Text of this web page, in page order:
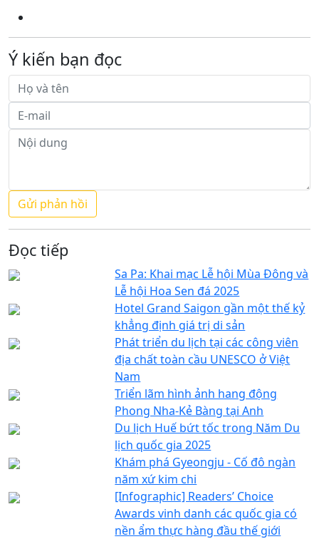
Ý kiến bạn đọc
Đọc tiếp
Sa Pa: Khai mạc Lễ hội Mùa Đông và
Lễ hội Hoa Sen đá 2025
Hotel Grand Saigon gần một thế kỷ
khẳng định giá trị di sản
Phát triển du lịch tại các công viên
địa chất toàn cầu UNESCO ở Việt
Nam
Triển lãm hình ảnh hang động
Phong Nha-Kẻ Bàng tại Anh
Du lịch Huế bứt tốc trong Năm Du
lịch quốc gia 2025
Khám phá Gyeongju - Cố đô ngàn
năm xứ kim chi
[Infographic] Readers’ Choice
Awards vinh danh các quốc gia có
nền ẩm thực hàng đầu thế giới